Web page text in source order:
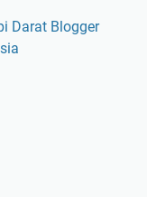
Darat Blogger